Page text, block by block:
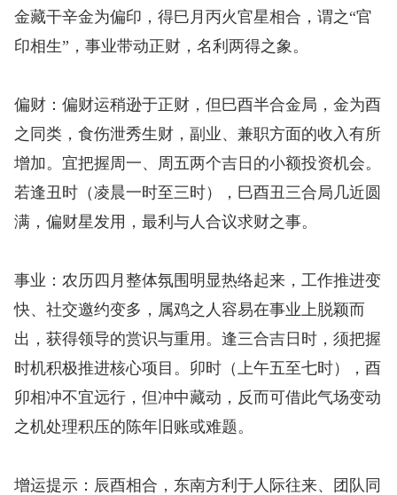
金藏干辛金为偏印，得巳月丙火官星相合，谓之“官
印相生”，事业带动正财，名利两得之象。
偏财：偏财运稍逊于正财，但巳酉半合金局，金为酉
之同类，食伤泄秀生财，副业、兼职方面的收入有所
增加。宜把握周一、周五两个吉日的小额投资机会。
若逢丑时（凌晨一时至三时），巳酉丑三合局几近圆
满，偏财星发用，最利与人合议求财之事。
事业：农历四月整体氛围明显热络起来，工作推进变
快、社交邀约变多，属鸡之人容易在事业上脱颖而
出，获得领导的赏识与重用。逢三合吉日时，须把握
时机积极推进核心项目。卯时（上午五至七时），酉
卯相冲不宜远行，但冲中藏动，反而可借此气场变动
之机处理积压的陈年旧账或难题。
增运提示：辰酉相合，东南方利于人际往来、团队同